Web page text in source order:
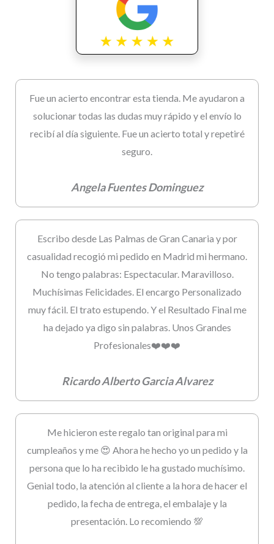
Fue un acierto encontrar esta tienda. Me ayudaron a
solucionar todas las dudas muy rápido y el envío lo
recibí al día siguiente. Fue un acierto total y repetiré
seguro.
Angela Fuentes Dominguez
Escribo desde Las Palmas de Gran Canaria y por
casualidad recogió mi pedido en Madrid mi hermano.
No tengo palabras: Espectacular. Maravilloso.
Muchísimas Felicidades. El encargo Personalizado
muy fácil. El trato estupendo. Y el Resultado Final me
ha dejado ya digo sin palabras. Unos Grandes
Profesionales❤️❤️❤️
Ricardo Alberto Garcia Alvarez
Me hicieron este regalo tan original para mi
cumpleaños y me 😍 Ahora he hecho yo un pedido y la
persona que lo ha recibido le ha gustado muchísimo.
Genial todo, la atención al cliente a la hora de hacer el
pedido, la fecha de entrega, el embalaje y la
presentación. Lo recomiendo 💯